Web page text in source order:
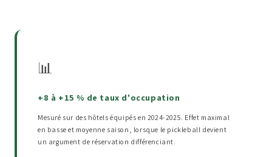
📊
+8 à +15 % de taux d'occupation
Mesuré sur des hôtels équipés en 2024-2025. Effet maximal
en basse et moyenne saison, lorsque le pickleball devient
un argument de réservation différenciant.